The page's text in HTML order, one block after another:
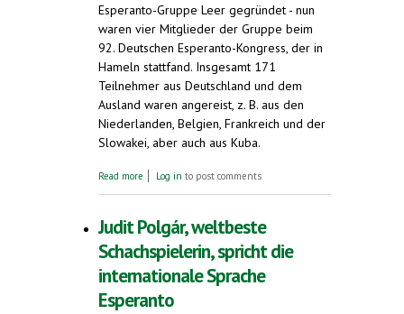
Esperanto-Gruppe Leer gegründet - nun
waren vier Mitglieder der Gruppe beim
92. Deutschen Esperanto-Kongress, der in
Hameln stattfand. Insgesamt 171
Teilnehmer aus Deutschland und dem
Ausland waren angereist, z. B. aus den
Niederlanden, Belgien, Frankreich und der
Slowakei, aber auch aus Kuba.
Read more about Esperanto-Gruppe Leer in Hameln
Log in to post comments
Judit Polgár, weltbeste
Schachspielerin, spricht die
internationale Sprache
Esperanto